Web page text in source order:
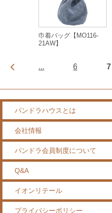
巾着バッグ【MO116-
21AW】
... 6 7
パンドラハウスとは
会社情報
パンドラ会員制度について
Q&A
イオンリテール
プライバシーポリシー